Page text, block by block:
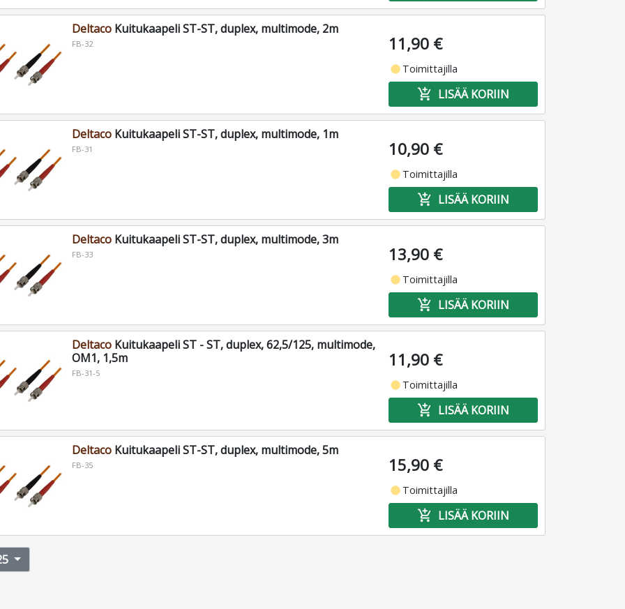
DeltacoKuitukaapeli ST-ST, duplex, multimode, 2m
FB-32 11,90 €
fiber_manual_record Toimittajilla
add_shopping_cart LISÄÄ KORIIN
DeltacoKuitukaapeli ST-ST, duplex, multimode, 1m
FB-31 10,90 €
fiber_manual_record Toimittajilla
add_shopping_cart LISÄÄ KORIIN
DeltacoKuitukaapeli ST-ST, duplex, multimode, 3m
FB-33 13,90 €
fiber_manual_record Toimittajilla
add_shopping_cart LISÄÄ KORIIN
DeltacoKuitukaapeli ST - ST, duplex, 62,5/125, multimode,
OM1, 1,5m
FB-31-5
11,90 €
fiber_manual_record Toimittajilla
add_shopping_cart LISÄÄ KORIIN
DeltacoKuitukaapeli ST-ST, duplex, multimode, 5m
FB-35 15,90 €
fiber_manual_record Toimittajilla
add_shopping_cart LISÄÄ KORIIN